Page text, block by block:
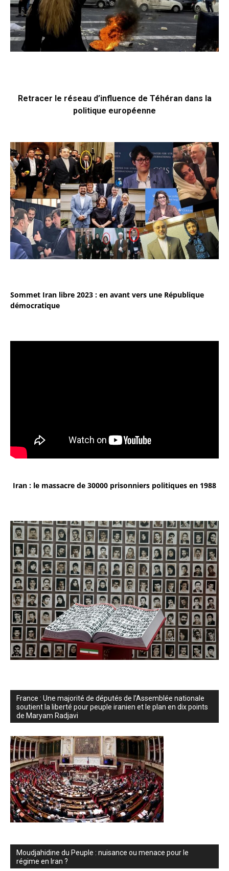
Retracer le réseau d’influence de Téhéran dans la
politique européenne
Sommet Iran libre 2023 : en avant vers une République
démocratique
Iran : le massacre de 30000 prisonniers politiques en 1988
France : Une majorité de députés de l’Assemblée nationale
soutient la liberté pour peuple iranien et le plan en dix points
de Maryam Radjavi
Moudjahidine du Peuple : nuisance ou menace pour le
régime en Iran ?